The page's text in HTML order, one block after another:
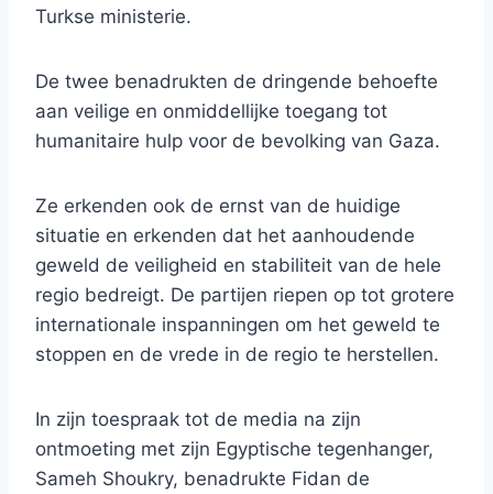
Turkse ministerie.
De twee benadrukten de dringende behoefte
aan veilige en onmiddellijke toegang tot
humanitaire hulp voor de bevolking van Gaza.
Ze erkenden ook de ernst van de huidige
situatie en erkenden dat het aanhoudende
geweld de veiligheid en stabiliteit van de hele
regio bedreigt. De partijen riepen op tot grotere
internationale inspanningen om het geweld te
stoppen en de vrede in de regio te herstellen.
In zijn toespraak tot de media na zijn
ontmoeting met zijn Egyptische tegenhanger,
Sameh Shoukry, benadrukte Fidan de